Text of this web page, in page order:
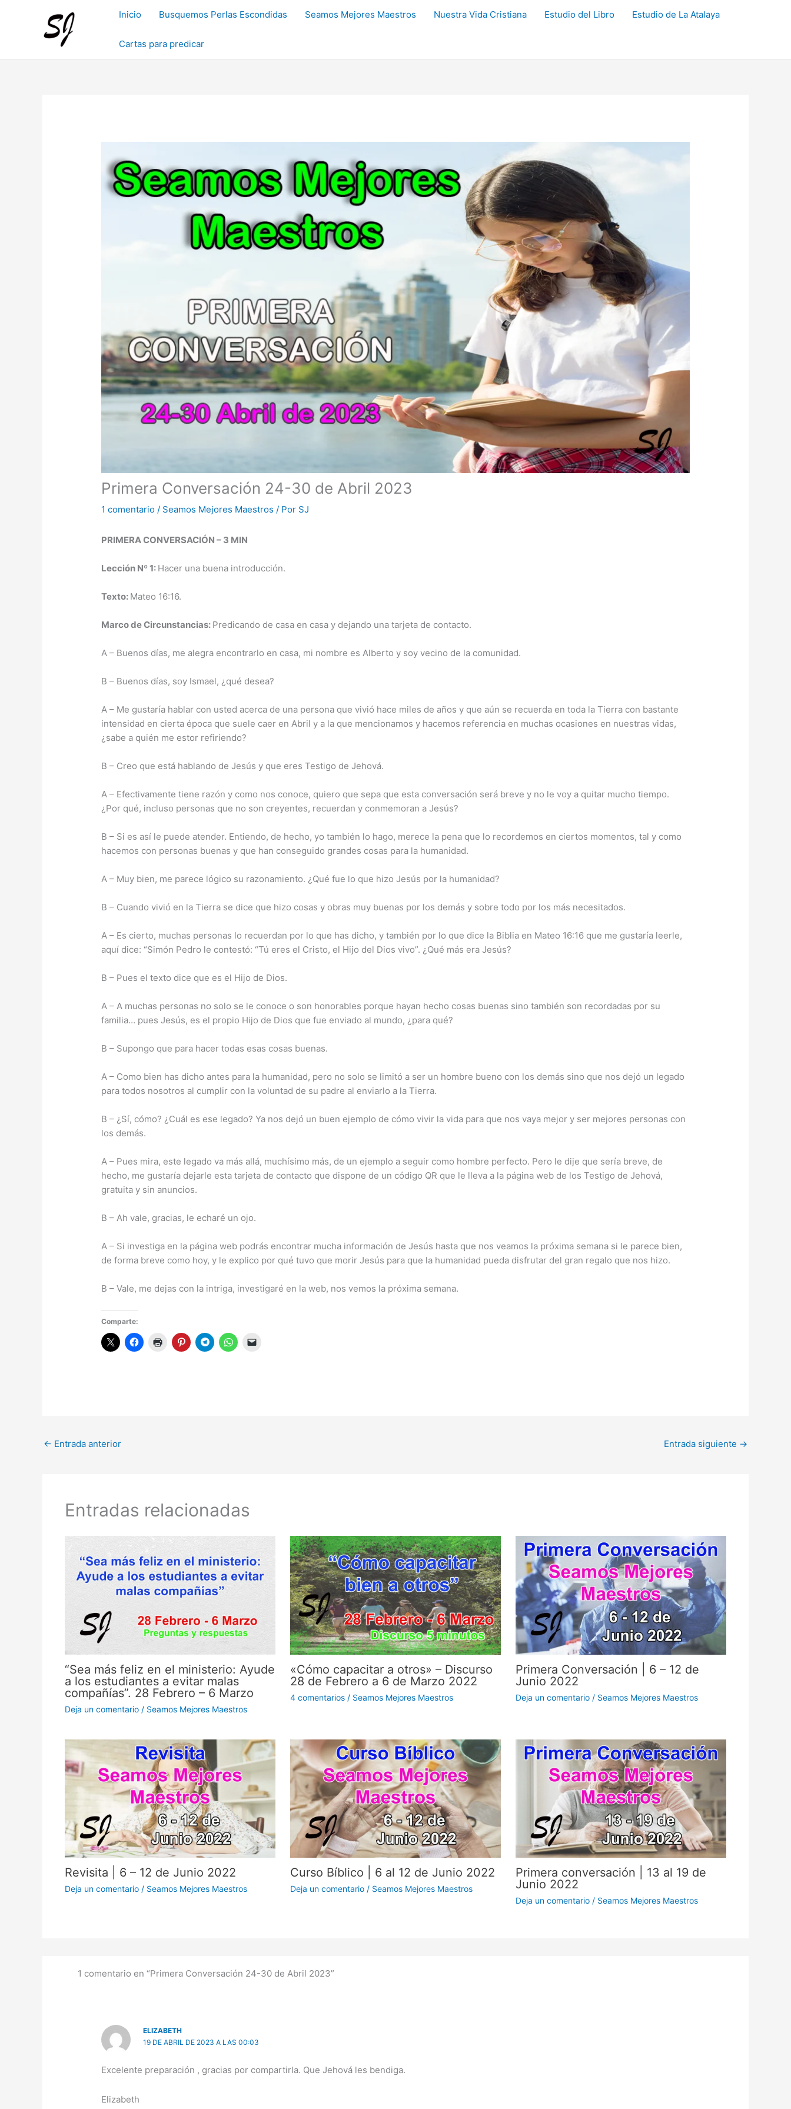
Inicio Busquemos Perlas Escondidas Seamos Mejores Maestros Nuestra Vida Cristiana Estudio del Libro Estudio de La Atalaya
Cartas para predicar
Primera Conversación 24-30 de Abril 2023
1 comentario / Seamos Mejores Maestros / Por SJ
PRIMERA CONVERSACIÓN – 3 MIN
Lección Nº 1: Hacer una buena introducción.
Texto: Mateo 16:16.
Marco de Circunstancias: Predicando de casa en casa y dejando una tarjeta de contacto.
A – Buenos días, me alegra encontrarlo en casa, mi nombre es Alberto y soy vecino de la comunidad.
B – Buenos días, soy Ismael, ¿qué desea?
A – Me gustaría hablar con usted acerca de una persona que vivió hace miles de años y que aún se recuerda en toda la Tierra con bastante
intensidad en cierta época que suele caer en Abril y a la que mencionamos y hacemos referencia en muchas ocasiones en nuestras vidas,
¿sabe a quién me estor refiriendo?
B – Creo que está hablando de Jesús y que eres Testigo de Jehová.
A – Efectivamente tiene razón y como nos conoce, quiero que sepa que esta conversación será breve y no le voy a quitar mucho tiempo.
¿Por qué, incluso personas que no son creyentes, recuerdan y conmemoran a Jesús?
B – Si es así le puede atender. Entiendo, de hecho, yo también lo hago, merece la pena que lo recordemos en ciertos momentos, tal y como
hacemos con personas buenas y que han conseguido grandes cosas para la humanidad.
A – Muy bien, me parece lógico su razonamiento. ¿Qué fue lo que hizo Jesús por la humanidad?
B – Cuando vivió en la Tierra se dice que hizo cosas y obras muy buenas por los demás y sobre todo por los más necesitados.
A – Es cierto, muchas personas lo recuerdan por lo que has dicho, y también por lo que dice la Biblia en Mateo 16:16 que me gustaría leerle,
aquí dice: “Simón Pedro le contestó: “Tú eres el Cristo, el Hijo del Dios vivo”. ¿Qué más era Jesús?
B – Pues el texto dice que es el Hijo de Dios.
A – A muchas personas no solo se le conoce o son honorables porque hayan hecho cosas buenas sino también son recordadas por su
familia… pues Jesús, es el propio Hijo de Dios que fue enviado al mundo, ¿para qué?
B – Supongo que para hacer todas esas cosas buenas.
A – Como bien has dicho antes para la humanidad, pero no solo se limitó a ser un hombre bueno con los demás sino que nos dejó un legado
para todos nosotros al cumplir con la voluntad de su padre al enviarlo a la Tierra.
B – ¿Sí, cómo? ¿Cuál es ese legado? Ya nos dejó un buen ejemplo de cómo vivir la vida para que nos vaya mejor y ser mejores personas con
los demás.
A – Pues mira, este legado va más allá, muchísimo más, de un ejemplo a seguir como hombre perfecto. Pero le dije que sería breve, de
hecho, me gustaría dejarle esta tarjeta de contacto que dispone de un código QR que le lleva a la página web de los Testigo de Jehová,
gratuita y sin anuncios.
B – Ah vale, gracias, le echaré un ojo.
A – Si investiga en la página web podrás encontrar mucha información de Jesús hasta que nos veamos la próxima semana si le parece bien,
de forma breve como hoy, y le explico por qué tuvo que morir Jesús para que la humanidad pueda disfrutar del gran regalo que nos hizo.
B – Vale, me dejas con la intriga, investigaré en la web, nos vemos la próxima semana.
Comparte:
← Entrada anterior Entrada siguiente →
Entradas relacionadas
“Sea más feliz en el ministerio: Ayude
a los estudiantes a evitar malas
compañías”. 28 Febrero – 6 Marzo
Deja un comentario / Seamos Mejores Maestros
«Cómo capacitar a otros» – Discurso
28 de Febrero a 6 de Marzo 2022
4 comentarios / Seamos Mejores Maestros
Primera Conversación | 6 – 12 de
Junio 2022
Deja un comentario / Seamos Mejores Maestros
Revisita | 6 – 12 de Junio 2022
Deja un comentario / Seamos Mejores Maestros
Curso Bíblico | 6 al 12 de Junio 2022
Deja un comentario / Seamos Mejores Maestros
Primera conversación | 13 al 19 de
Junio 2022
Deja un comentario / Seamos Mejores Maestros
1 comentario en “Primera Conversación 24-30 de Abril 2023”
ELIZABETH
19 DE ABRIL DE 2023 A LAS 00:03
Excelente preparación , gracias por compartirla. Que Jehová les bendiga.
Elizabeth